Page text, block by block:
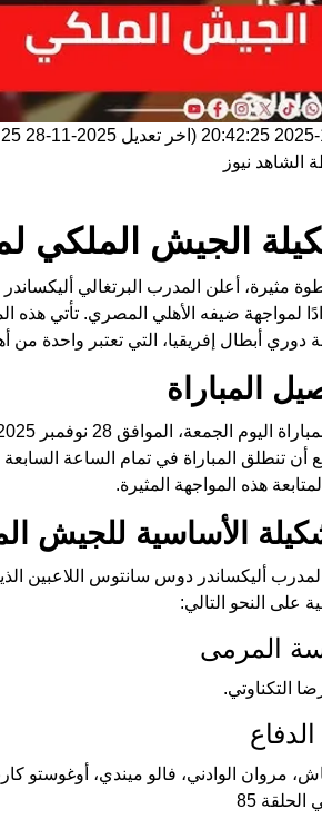
2025-11- (اخر تعديل 2025-11-28 20:42:25
الشاهد نيوز
الجيش الملكي
مثيرة، أعلن المدرب البرتغالي
لمواجهة ضيفه الأهلي المصري. تأتي هذه
دوري أبطال إفريقيا، التي تعتبر واحدة من
المباراة
أن تنطلق المباراة في تمام الساعة
هذه المواجهة المثيرة.
الأساسية للجيش
المدرب أليكساندر دوس سانتوس اللاعبين
على النحو التالي:
المرمى
التكناوتي.
مروان الوادني، فالو ميندي، أوغوستو
الحلقة 85